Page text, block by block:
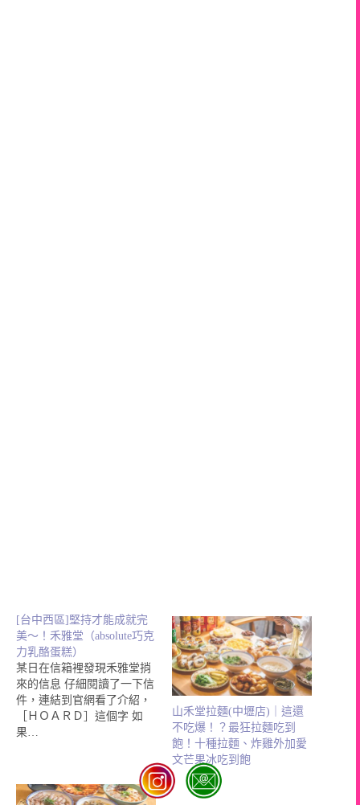
[台中西區]堅持才能成就完
美～！禾雅堂（absolute巧克
力乳酪蛋糕）
某日在信箱裡發現禾雅堂捎
來的信息 仔細閱讀了一下信
件，連結到官網看了介紹，
［ＨＯＡＲＤ］這個字 如
果…
山禾堂拉麵(中壢店)｜這還
不吃爆！？最狂拉麵吃到
飽！十種拉麵、炸雞外加愛
文芒果冰吃到飽